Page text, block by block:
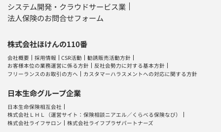
システム開発・クラウドサービス業
法人保険のお問合せフォーム
株式会社ほけんの110番
会社概要 採用情報 CSR活動
勧誘販売活動方針
お客様本位の業務運営に係る方針
反社会勢力に対する基本方針
フリーランスのお取引の方へ
カスタマーハラスメントへの対応に関する方針
日本生命グループ企業
日本生命保険相互会社
株式会社ＬＨＬ （運営サイト：保険相談ニアエル／ くらべる保険なび）
株式会社ライフサロン
株式会社ライフプラザパートナーズ